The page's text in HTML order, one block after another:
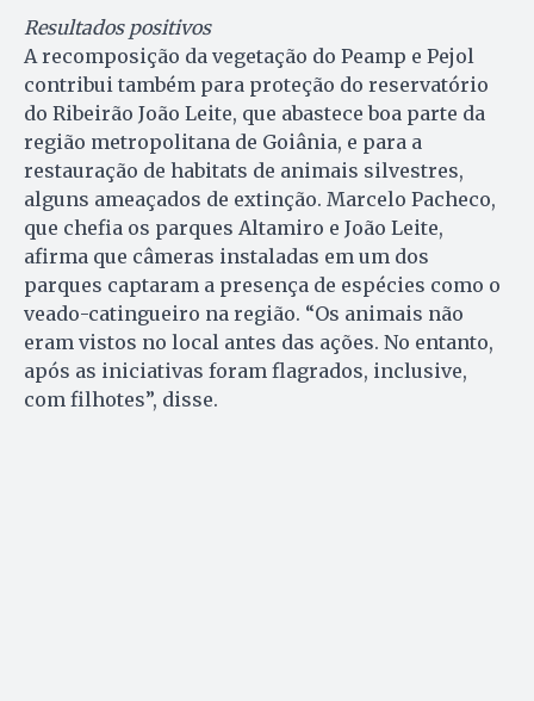
Resultados positivos
A recomposição da vegetação do Peamp e Pejol
contribui também para proteção do reservatório
do Ribeirão João Leite, que abastece boa parte da
região metropolitana de Goiânia, e para a
restauração de habitats de animais silvestres,
alguns ameaçados de extinção. Marcelo Pacheco,
que chefia os parques Altamiro e João Leite,
afirma que câmeras instaladas em um dos
parques captaram a presença de espécies como o
veado-catingueiro na região. “Os animais não
eram vistos no local antes das ações. No entanto,
após as iniciativas foram flagrados, inclusive,
com filhotes”, disse.